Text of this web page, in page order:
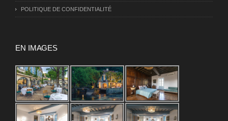
POLITIQUE DE CONFIDENTIALITÉ
EN IMAGES